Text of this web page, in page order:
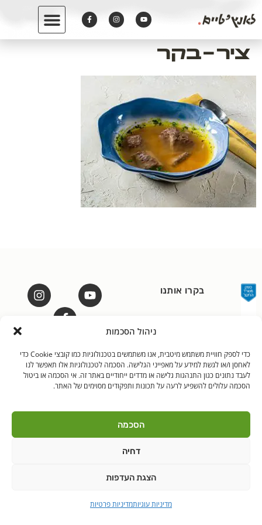
ניהול הסכמות
כדי לספק חוויית משתמש מיטבית, אנו משתמשים בטכנולוגיות כמו קובצי Cookie כדי
לאחסן ו/או לגשת למידע על מאפייני הגלישה. הסכמה לטכנולוגיות אלו תאפשר לנו
לעבד נתונים כגון התנהגות גלישה או מדדים ייחודיים באתר זה. אי הסכמה או ביטול
הסכמה עלולים להשפיע לרעה על תכונות ותפקודים מסוימים של האתר.
הסכמה
דחיה
הצגת העדפות
מדיניות עוגיותמדיניות פרטיות
ציר-בקר
בקרו אותנו
לאנץ' טיים – ארוחות צהריים לילדים | היובלים 11 הוד"ש
© כל הזכויות שמורות לאנץ'
טיים 2021
PushUp | Digital
Marketing
הודה"ש ברקן